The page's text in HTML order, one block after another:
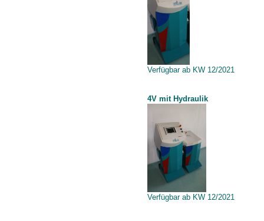
Verfügbar ab KW 12/2021
4V mit Hydraulik
Verfügbar ab KW 12/2021